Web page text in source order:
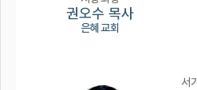
권오수 목사
은혜교회
서기